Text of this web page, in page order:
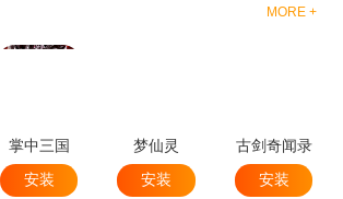
MORE +
掌中三国
安装
梦仙灵
安装
古剑奇闻录
安装